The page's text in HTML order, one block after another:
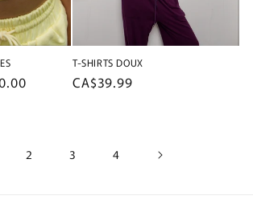
T-SHIRTS DOUX
Prix
CA$39.99
2 3 4